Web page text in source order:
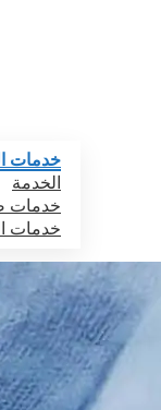
خدمات
الخدمة
خدمات
خدمات